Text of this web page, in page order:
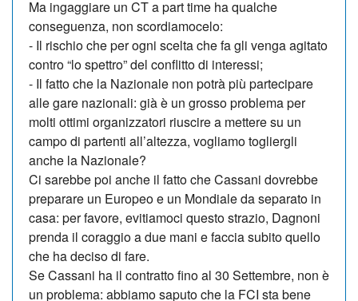
Ma ingaggiare un CT a part time ha qualche
conseguenza, non scordiamocelo:
- Il rischio che per ogni scelta che fa gli venga agitato
contro “lo spettro” del conflitto di interessi;
- Il fatto che la Nazionale non potrà più partecipare
alle gare nazionali: già è un grosso problema per
molti ottimi organizzatori riuscire a mettere su un
campo di partenti all’altezza, vogliamo togliergli
anche la Nazionale?
Ci sarebbe poi anche il fatto che Cassani dovrebbe
preparare un Europeo e un Mondiale da separato in
casa: per favore, evitiamoci questo strazio, Dagnoni
prenda il coraggio a due mani e faccia subito quello
che ha deciso di fare.
Se Cassani ha il contratto fino al 30 Settembre, non è
un problema: abbiamo saputo che la FCI sta bene